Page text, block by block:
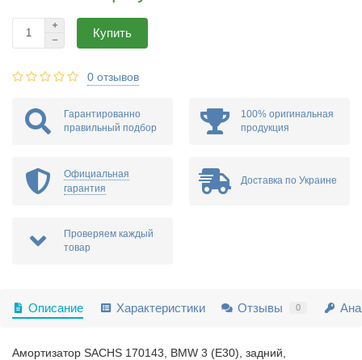
Купить
0 отзывов
Гарантированно
правильный подбор
100% оригинальная
продукция
Официальная
гарантия
Доставка по Украине
Проверяем каждый
товар
Описание Характеристики Отзывы 0
Амортизатор SACHS 170143, BMW 3 (E30), задний,